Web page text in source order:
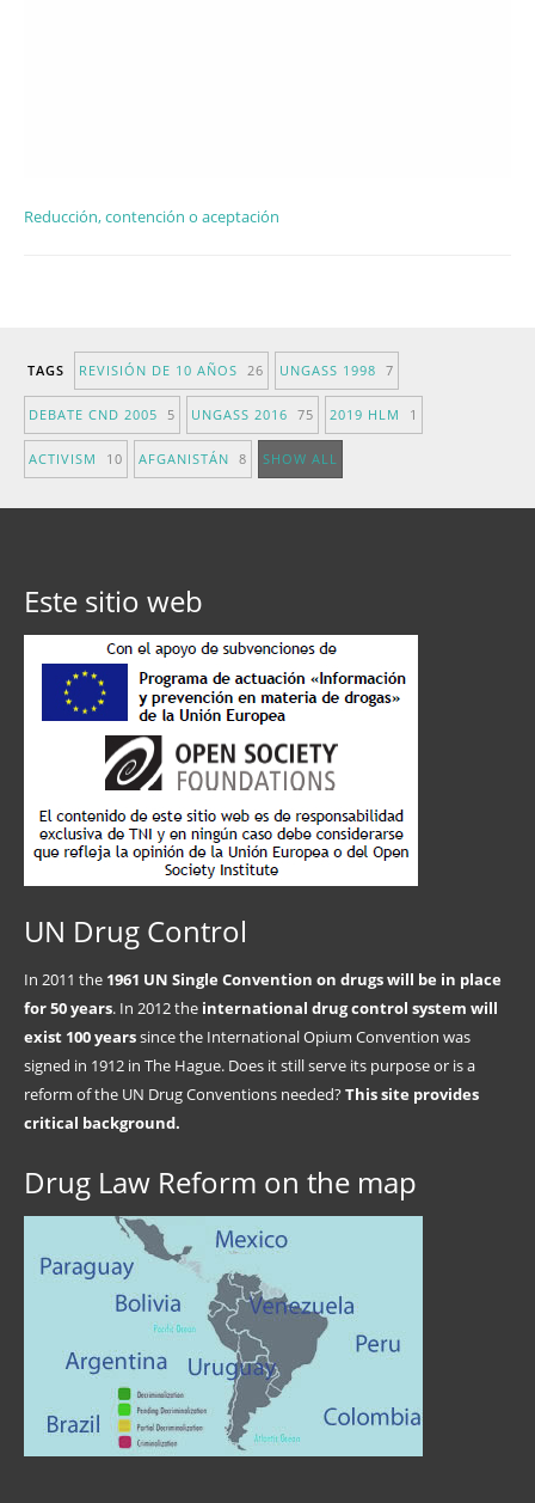
Reducción, contención o aceptación
TAGS REVISIÓN DE 10 AÑOS 26 UNGASS 1998 7
DEBATE CND 2005 5 UNGASS 2016 75 2019 HLM 1
ACTIVISM 10 AFGANISTÁN 8 SHOW ALL
Este sitio web
UN Drug Control
In 2011 the 1961 UN Single Convention on drugs will be in place
for 50 years. In 2012 the international drug control system will
exist 100 yearssince the International Opium Convention was
signed in 1912 in The Hague. Does it still serve its purpose or is a
reform of the UN Drug Conventions needed?This site provides
critical background.
Drug Law Reform on the map